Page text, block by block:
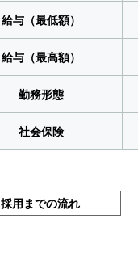
給与（最低額）
給与（最高額）
勤務形態
社会保険
採用までの流れ